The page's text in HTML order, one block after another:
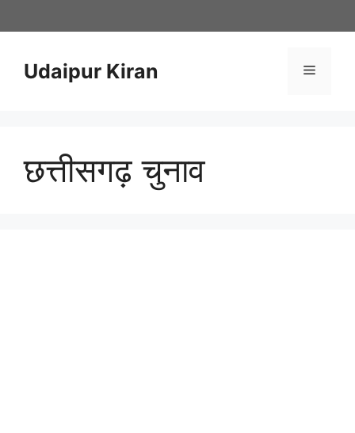
to
Udaipur Kiran Menu
छत्तीसगढ़ चुनाव